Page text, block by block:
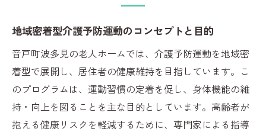
地域密着型介護予防運動のコンセプトと目的
音戸町波多見の老人ホームでは、介護予防運動を地域密
着型で展開し、居住者の健康維持を目指しています。こ
のプログラムは、運動習慣の定着を促し、身体機能の維
持・向上を図ることを主な目的としています。高齢者が
抱える健康リスクを軽減するために、専門家による指導